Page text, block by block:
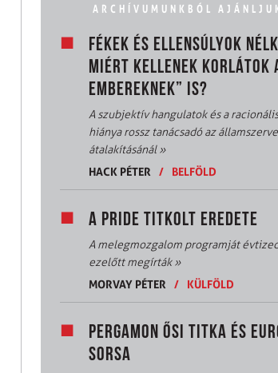
ARCHÍVUMUNKBÓL
FÉKEK ÉS ELLENSÚLYOK
MIÉRT KELLENEK KORLÁTOK
EMBEREKNEK” IS?
A szubjektív hangulatok és a
hiánya rossz tanácsadó az
átalakításánál»
HACK PÉTER
/ BELFÖLD
A PRIDE TITKOLT EREDETE
A melegmozgalom programját
ezelőtt megírták»
MORVAY PÉTER
/ KÜLFÖLD
PERGAMON ŐSI TITKA ÉS
SORSA